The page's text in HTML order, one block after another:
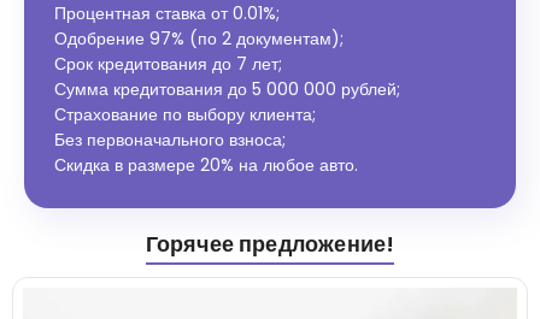
Процентная ставка от0.01%;
Одобрение 97% (по 2 документам);
Срок кредитования до 7 лет;
Сумма кредитования до 5 000 000 рублей;
Страхование по выбору клиента;
Без первоначального взноса;
Скидка в размере 20% на любое авто.
Горячее предложение!